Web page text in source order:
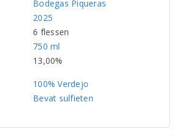
Bodegas Piqueras
2025
6 flessen
750 ml
13,00%
100% Verdejo
Bevat sulfieten